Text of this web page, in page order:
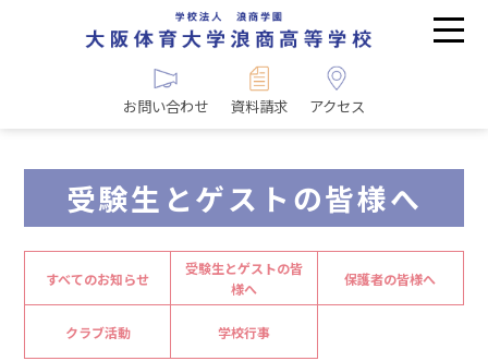
お問い合わせ 資料請求 アクセス
受験生とゲストの皆様へ
すべてのお知らせ
受験生とゲストの皆
様へ
保護者の皆様へ
クラブ活動 学校行事